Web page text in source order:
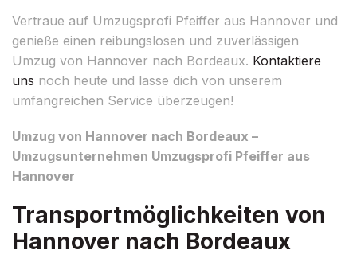
Vertraue auf Umzugsprofi Pfeiffer aus Hannover und
genieße einen reibungslosen und zuverlässigen
Umzug von Hannover nach Bordeaux. Kontaktiere
uns noch heute und lasse dich von unserem
umfangreichen Service überzeugen!
Umzug von Hannover nach Bordeaux –
Umzugsunternehmen Umzugsprofi Pfeiffer aus
Hannover
Transportmöglichkeiten von
Hannover nach Bordeaux